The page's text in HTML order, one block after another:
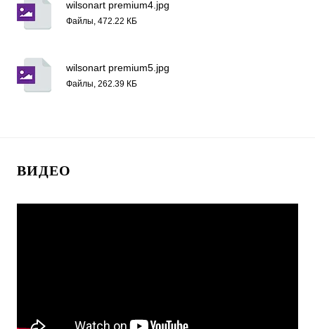
wilsonart premium4.jpg
Файлы, 472.22 КБ
wilsonart premium5.jpg
Файлы, 262.39 КБ
ВИДЕО